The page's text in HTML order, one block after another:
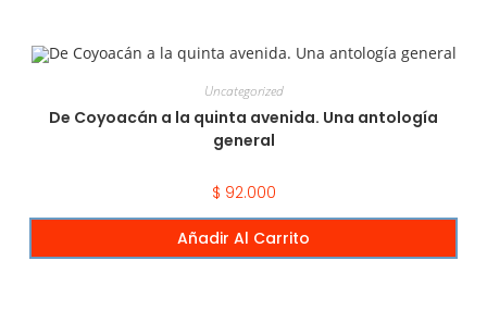
Uncategorized
De Coyoacán a la quinta avenida. Una antología
general
$ 92.000
Añadir Al Carrito